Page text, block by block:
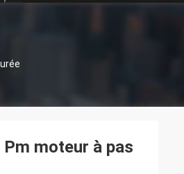
Soumission
moteur à pas